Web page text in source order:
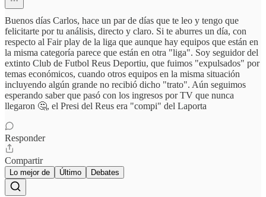
Buenos días Carlos, hace un par de días que te leo y tengo que
felicitarte por tu análisis, directo y claro. Si te aburres un día, con
respecto al Fair play de la liga que aunque hay equipos que están en
la misma categoría parece que están en otra "liga". Soy seguidor del
extinto Club de Futbol Reus Deportiu, que fuimos "expulsados" por
temas económicos, cuando otros equipos en la misma situación
incluyendo algún grande no recibió dicho "trato". Aún seguimos
esperando saber que pasó con los ingresos por TV que nunca
llegaron 🤔, el Presi del Reus era "compi" del Laporta
Responder
Compartir
Lo mejor de Último Debates